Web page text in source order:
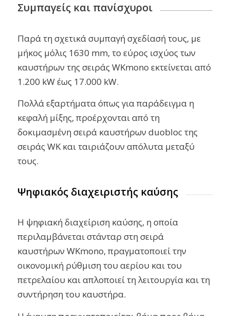
Συμπαγείς και πανίσχυροι
Παρά τη σχετικά συμπαγή σχεδίασή τους, με
μήκος μόλις 1630 mm, το εύρος ισχύος των
καυστήρων της σειράς WKmono εκτείνεται από
1.200 kW έως 17.000 kW.
Πολλά εξαρτήματα όπως για παράδειγμα η
κεφαλή μίξης, προέρχονται από τη
δοκιμασμένη σειρά καυστήρων duobloc της
σειράς WK και ταιριάζουν απόλυτα μεταξύ
τους.
Ψηφιακός διαχειριστής καύσης
Η ψηφιακή διαχείριση καύσης, η οποία
περιλαμβάνεται στάνταρ στη σειρά
καυστήρων WKmono, πραγματοποιεί την
οικονομική ρύθμιση του αερίου και του
πετρελαίου και απλοποιεί τη λειτουργία και τη
συντήρηση του καυστήρα.